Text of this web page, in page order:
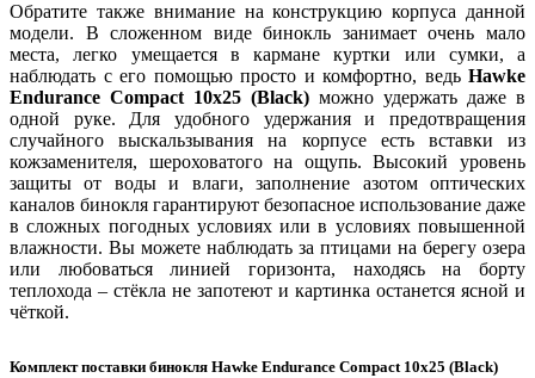
Обратите также внимание на конструкцию корпуса данной
модели. В сложенном виде бинокль занимает очень мало
места, легко умещается в кармане куртки или сумки, а
наблюдать с его помощью просто и комфортно, ведь Hawke
Endurance Сompact 10x25 (Black) можно удержать даже в
одной руке. Для удобного удержания и предотвращения
случайного выскальзывания на корпусе есть вставки из
кожзаменителя, шероховатого на ощупь. Высокий уровень
защиты от воды и влаги, заполнение азотом оптических
каналов бинокля гарантируют безопасное использование даже
в сложных погодных условиях или в условиях повышенной
влажности. Вы можете наблюдать за птицами на берегу озера
или любоваться линией горизонта, находясь на борту
теплохода – стёкла не запотеют и картинка останется ясной и
чёткой.
Комплект поставки бинокля Hawke Endurance Сompact 10x25 (Black)